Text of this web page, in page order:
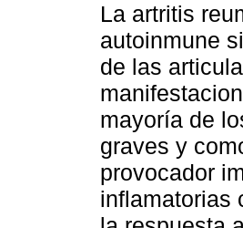
La artritis
autoinmune
de las
mayoría de
graves y
provocador
inflamatorias